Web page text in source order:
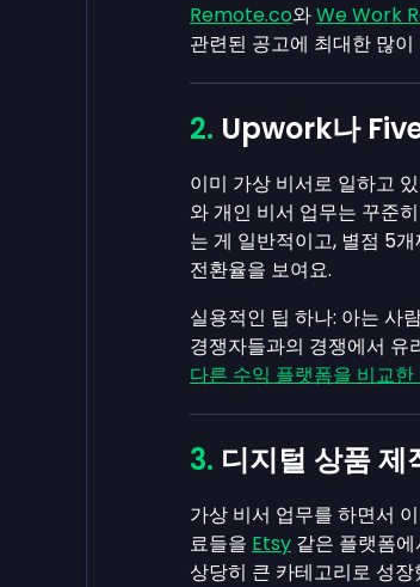
Remote.co와We Work
관련된 공고에 최대한 많
Upwork나
이미 가상 비서로 일하고
와 개인 비서 업무는 꾸준
는 게 일반적이고, 별점 5
전환율을 보여요.
실용적인 팁 하나: 아는 사
경쟁자들과의 경쟁에서 유
다른 수익 플랫폼을 비교한
디지털 상품 제
가상 비서 업무를 하면서
료들을 Etsy 같은 플랫폼
상당히 큰 카테고리로 성장